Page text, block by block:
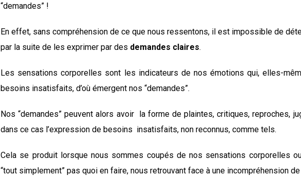
“demandes” !
En effet, sans compréhension de ce que nous ressentons, il est impossible de
par la suite de les exprimer par des demandes claires.
Les sensations corporelles sont les indicateurs de nos émotions qui, elles-
besoins insatisfaits, d’où émergent nos “demandes”.
Nos “demandes” peuvent alors avoir la forme de plaintes, critiques, reproches,
dans ce cas l’expression de besoins insatisfaits, non reconnus, comme tels.
Cela se produit lorsque nous sommes coupés de nos sensations corporelles
“tout simplement” pas quoi en faire, nous retrouvant face à une incompréhension